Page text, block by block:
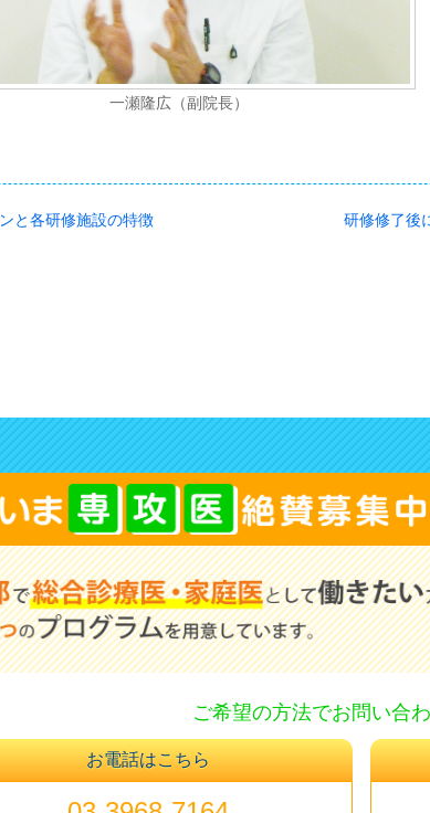
一瀬隆広（副院長）
と各研修施設の特徴 研修修了後
ご希望の方法でお問い合
お電話はこちら